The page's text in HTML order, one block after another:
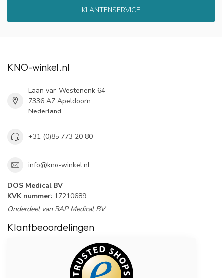
KLANTENSERVICE
KNO-winkel.nl
Laan van Westenenk 64
7336 AZ Apeldoorn
Nederland
+31 (0)85 773 20 80
info@kno-winkel.nl
DOS Medical BV
KVK nummer: 17210689
Onderdeel van BAP Medical BV
Klantbeoordelingen